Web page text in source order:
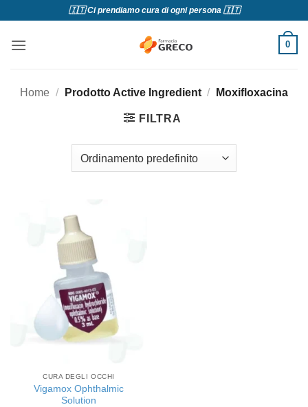
contenuti
🇮🇹 Ci prendiamo cura di ogni persona 🇮🇹
0
Home / Prodotto Active Ingredient / Moxifloxacina
FILTRA
CURA DEGLI OCCHI
Vigamox Ophthalmic
Solution